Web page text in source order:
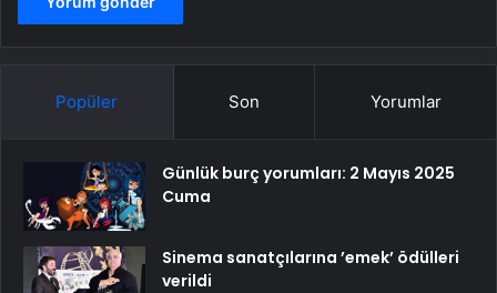
Popüler Son Yorumlar
Günlük burç yorumları: 2 Mayıs 2025
Cuma
Sinema sanatçılarına ’emek’ ödülleri
verildi